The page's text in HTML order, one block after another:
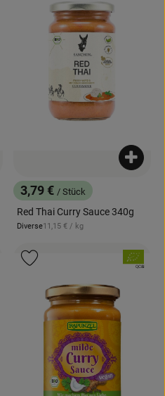
zum Warenkorb hinzufügen
, Preis:
3,79 € / Stück
Red Thai Curry Sauce 340g
, Herkunft:
Diverse, Referenzpreis:
11,15 € / kg
, Verband:
, Kontrollstelle:
QC&I
Produkt zu Favouriten hinzufügen